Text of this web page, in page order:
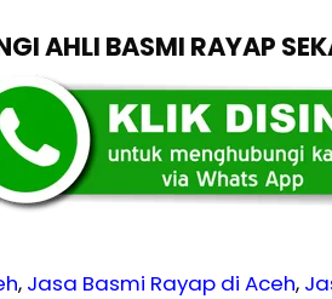
AHLI BASMI RAYAP
, Jasa Basmi Rayap di Aceh,